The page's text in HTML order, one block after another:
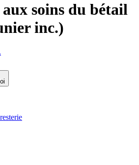
soins du bétail
inc.)